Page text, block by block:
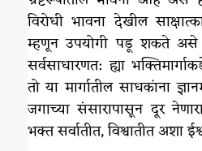
विरोधी भावना देखील
म्हणून उपयोगी पडू शकते
सर्वसाधारणत: ह्या
तो या मार्गातील साधकांना
जगाच्या संसारापासून दूर
भक्त सर्वातीत, विश्वातीत अशा